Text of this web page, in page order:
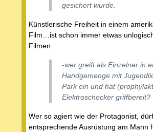
gesichert wurde.
Künstlerische Freiheit in einem
Film…ist schon immer etwas
Filmen.
-wer greift als Einzelner in
Handgemenge mit
Park ein und hat
Elektroschocker griffbereit?
Wer so agiert wie der Protagonist,
entsprechende Ausrüstung am Mann